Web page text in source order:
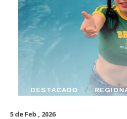
DESTACADO
5 de Feb , 2026